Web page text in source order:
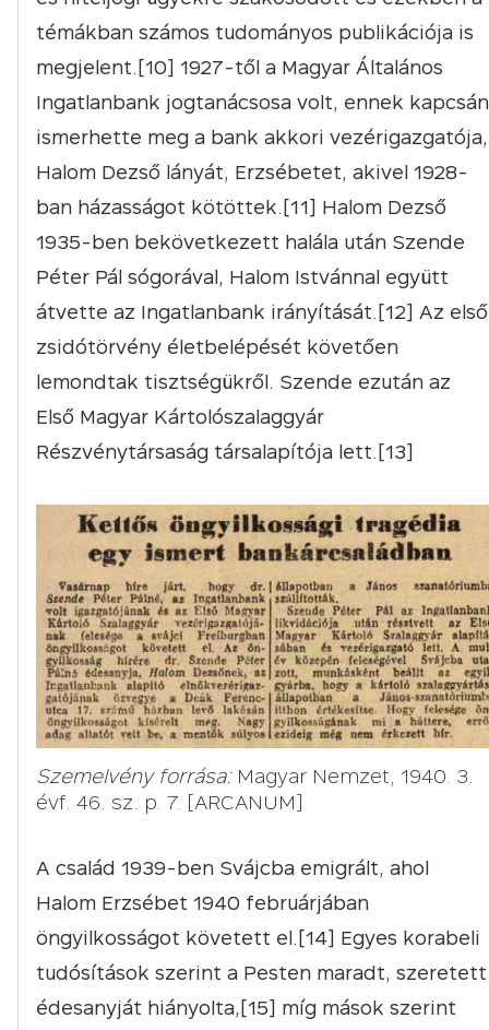
témákban számos tudományos publikációja is
megjelent.[10] 1927-től a Magyar Általános
Ingatlanbank jogtanácsosa volt, ennek kapcsán
ismerhette meg a bank akkori vezérigazgatója,
Halom Dezső lányát, Erzsébetet, akivel 1928-
ban házasságot kötöttek.[11] Halom Dezső
1935-ben bekövetkezett halála után Szende
Péter Pál sógorával, Halom Istvánnal együtt
átvette az Ingatlanbank irányítását.[12] Az első
zsidótörvény életbelépését követően
lemondtak tisztségükről. Szende ezután az
Első Magyar Kártolószalaggyár
Részvénytársaság társalapítója lett.[13]
Szemelvény forrása:Magyar Nemzet, 1940. 3.
évf. 46. sz. p. 7. [ARCANUM]
A család 1939-ben Svájcba emigrált, ahol
Halom Erzsébet 1940 februárjában
öngyilkosságot követett el.[14] Egyes korabeli
tudósítások szerint a Pesten maradt, szeretett
édesanyját hiányolta,[15] míg mások szerint